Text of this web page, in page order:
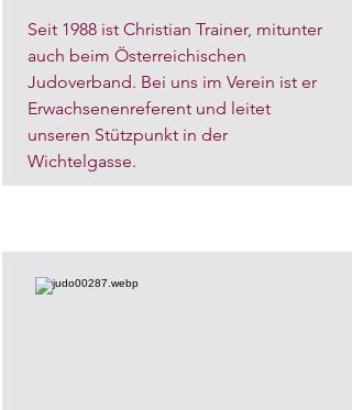
Seit 1988 ist Christian Trainer, mitunter
auch beim Österreichischen
Judoverband. Bei uns im Verein ist er
Erwachsenenreferent und leitet
unseren Stützpunkt in der
Wichtelgasse.